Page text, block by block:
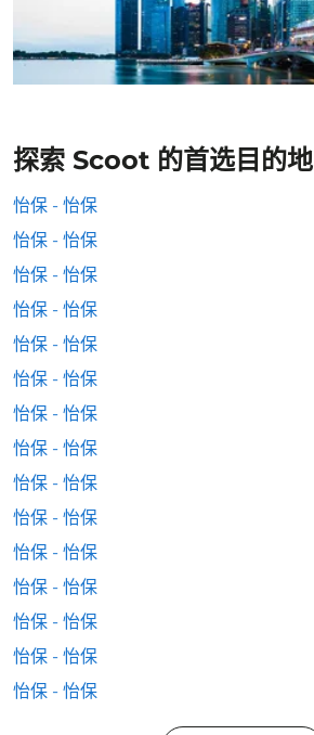
探索 Scoot 的首选目的地
怡保 - 怡保
怡保 - 怡保
怡保 - 怡保
怡保 - 怡保
怡保 - 怡保
怡保 - 怡保
怡保 - 怡保
怡保 - 怡保
怡保 - 怡保
怡保 - 怡保
怡保 - 怡保
怡保 - 怡保
怡保 - 怡保
怡保 - 怡保
怡保 - 怡保